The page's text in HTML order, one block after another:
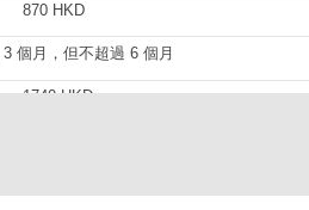
870 HKD
個月，但不超過 6 個月
1740 HKD